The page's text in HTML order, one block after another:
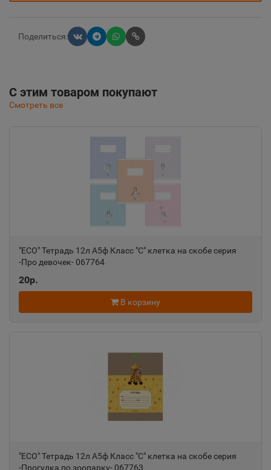
Поделиться:
С этим товаром покупают
Смотреть все
"ECO" Тетрадь 12л А5ф Класс "С" клетка на скобе серия
-Про девочек- 067764
20р.
В корзину
"ECO" Тетрадь 12л А5ф Класс "С" клетка на скобе серия
-Прогулка по зоопарку- 067763